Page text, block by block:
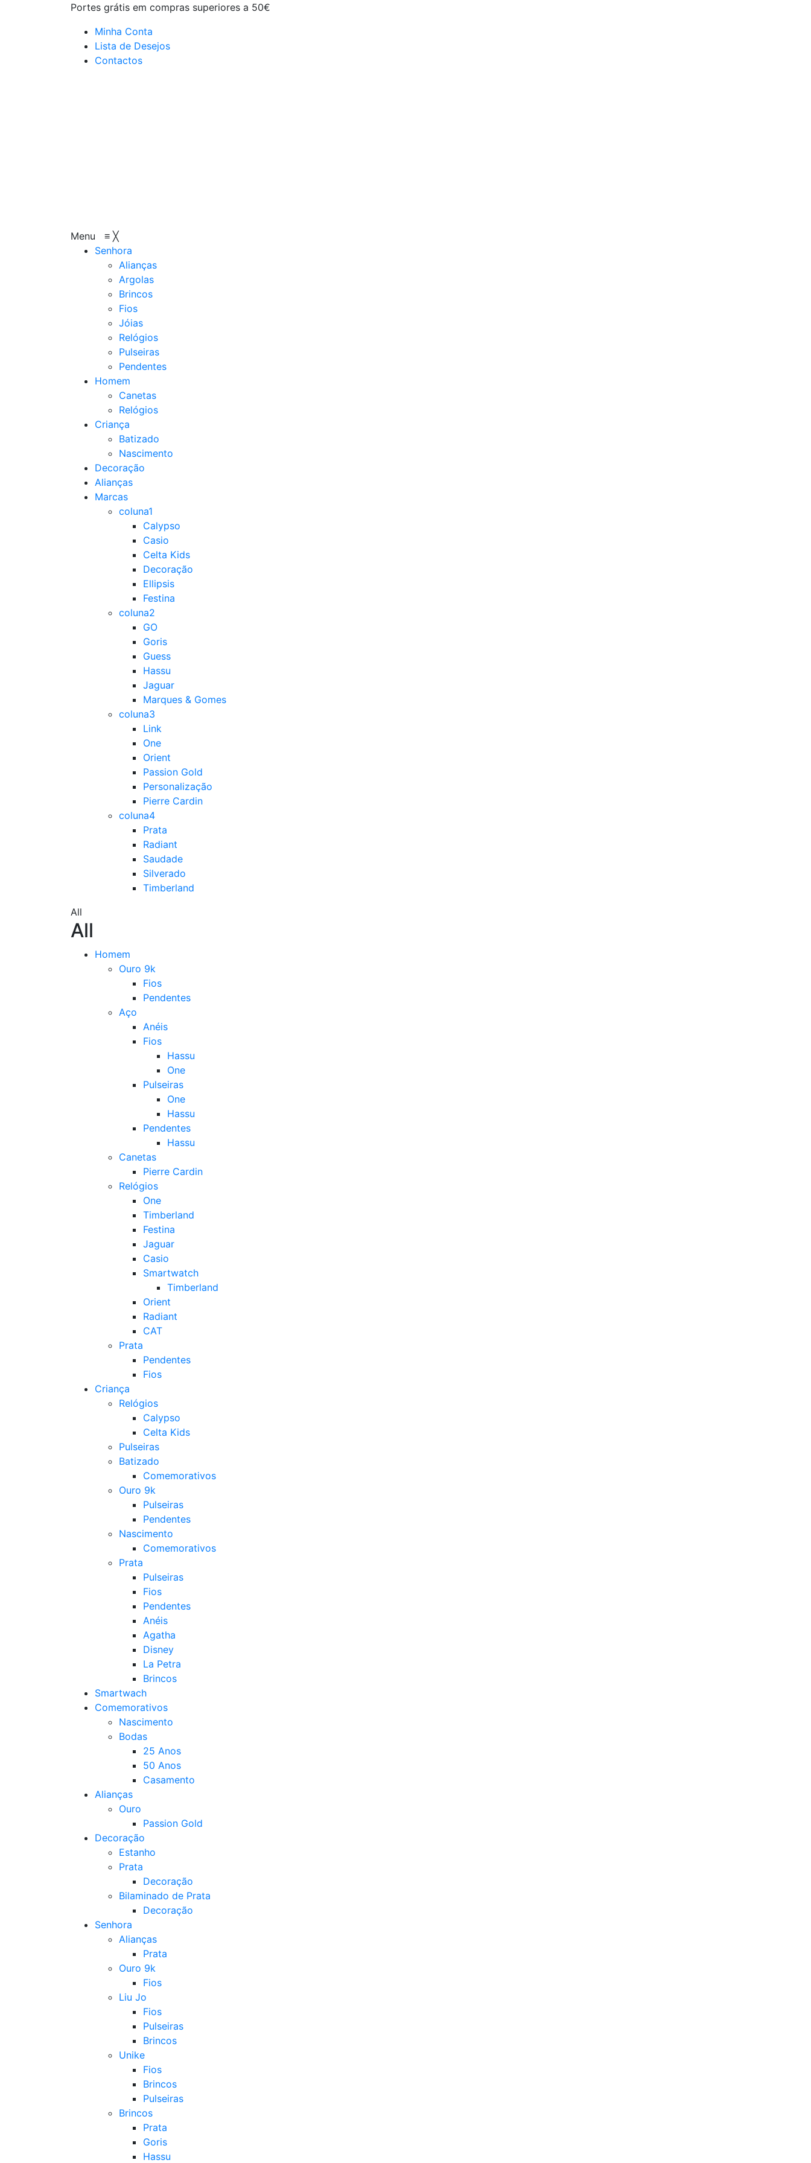
Portes grátis em compras superiores a 50€
Minha Conta
Lista de Desejos
Contactos
Menu ≡ ╳
Senhora
Alianças
Argolas
Brincos
Fios
Jóias
Relógios
Pulseiras
Pendentes
Homem
Canetas
Relógios
Criança
Batizado
Nascimento
Decoração
Alianças
Marcas
coluna1
Calypso
Casio
Celta Kids
Decoração
Ellipsis
Festina
coluna2
GO
Goris
Guess
Hassu
Jaguar
Marques & Gomes
coluna3
Link
One
Orient
Passion Gold
Personalização
Pierre Cardin
coluna4
Prata
Radiant
Saudade
Silverado
Timberland
All
All
Homem
Ouro 9k
Fios
Pendentes
Aço
Anéis
Fios
Hassu
One
Pulseiras
One
Hassu
Pendentes
Hassu
Canetas
Pierre Cardin
Relógios
One
Timberland
Festina
Jaguar
Casio
Smartwatch
Timberland
Orient
Radiant
CAT
Prata
Pendentes
Fios
Criança
Relógios
Calypso
Celta Kids
Pulseiras
Batizado
Comemorativos
Ouro 9k
Pulseiras
Pendentes
Nascimento
Comemorativos
Prata
Pulseiras
Fios
Pendentes
Anéis
Agatha
Disney
La Petra
Brincos
Smartwach
Comemorativos
Nascimento
Bodas
25 Anos
50 Anos
Casamento
Alianças
Ouro
Passion Gold
Decoração
Estanho
Prata
Decoração
Bilaminado de Prata
Decoração
Senhora
Alianças
Prata
Ouro 9k
Fios
Liu Jo
Fios
Pulseiras
Brincos
Unike
Fios
Brincos
Pulseiras
Brincos
Prata
Goris
Hassu